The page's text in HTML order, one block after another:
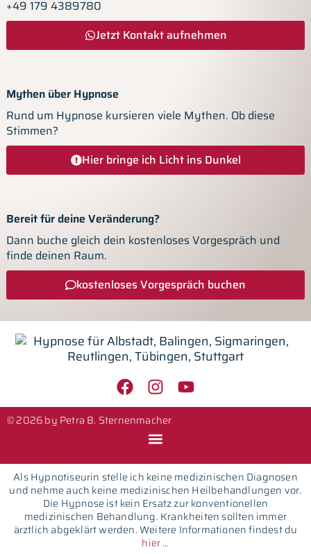
+49 179 4389780
Jetzt Kontakt aufnehmen
Mythen über Hypnose
Rund um Hypnose kursieren viele Mythen. Ob diese
Stimmen?
Hier bringe ich Licht ins Dunkel
Bereit für deine Veränderung?
Dann buche gleich dein kostenloses Vorgespräch und
finde deinen Raum.
kostenloses Vorgespräch buchen
© 2026 by Petra B. Sternenmacher
Als Hypnotiseurin stelle ich keine medizinischen Diagnosen
und nehme auch keine medizinischen Heilbehandlungen vor.
Die Hypnose ist kein Ersatz zur konventionellen
medizinischen Behandlung. Krankheiten sollten immer
ärztlich abgeklärt werden. Weitere Informationen findest du
hier …